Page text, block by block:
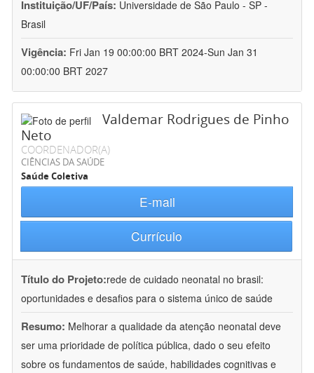
Instituição/UF/País: Universidade de São Paulo - SP -
Brasil
Vigência: Fri Jan 19 00:00:00 BRT 2024-Sun Jan 31
00:00:00 BRT 2027
Valdemar Rodrigues de Pinho
Neto
COORDENADOR(A)
CIÊNCIAS DA SAÚDE
Saúde Coletiva
E-mail
Currículo
Título do Projeto:rede de cuidado neonatal no brasil:
oportunidades e desafios para o sistema único de saúde
Resumo: Melhorar a qualidade da atenção neonatal deve
ser uma prioridade de política pública, dado o seu efeito
sobre os fundamentos de saúde, habilidades cognitivas e